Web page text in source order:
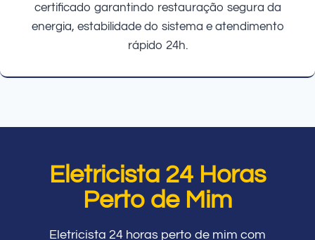
certificado garantindo restauração segura da
energia, estabilidade do sistema e atendimento
rápido 24h.
Eletricista 24 Horas
Perto de Mim
Eletricista 24 horas perto de mim com